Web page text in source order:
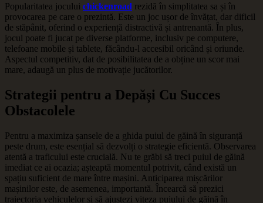
Popularitatea jocului chickenroad rezidă în simplitatea sa și în
provocarea pe care o prezintă. Este un joc ușor de învățat, dar dificil
de stăpânit, oferind o experiență distractivă și antrenantă. În plus,
jocul poate fi jucat pe diverse platforme, inclusiv pe computere,
telefoane mobile și tablete, făcându-l accesibil oricând și oriunde.
Aspectul competitiv, dat de posibilitatea de a obține un scor mai
mare, adaugă un plus de motivație jucătorilor.
Strategii pentru a Depăși Cu Succes
Obstacolele
Pentru a maximiza șansele de a ghida puiul de găină în siguranță
peste drum, este esențial să dezvolți o strategie eficientă. Observarea
atentă a traficului este crucială. Nu te grăbi să treci puiul de găină
imediat ce ai ocazia; așteaptă momentul potrivit, când există un
spațiu suficient de mare între mașini. Anticiparea mișcărilor
mașinilor este, de asemenea, importantă. Încearcă să prezici
traiectoria vehiculelor și să ajustezi viteza puiului de găină în